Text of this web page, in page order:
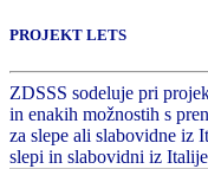
PROJEKT LETS
ZDSSS sodeluje pri
in enakih možnostih s
za slepe ali slabovidne iz
slepi in slabovidni iz